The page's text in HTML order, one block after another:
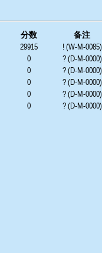
分数
备注
29915
! (W-M-0085)
0
? (D-M-0000)
0
? (D-M-0000)
0
? (D-M-0000)
0
? (D-M-0000)
0 ? (D-M-0000)